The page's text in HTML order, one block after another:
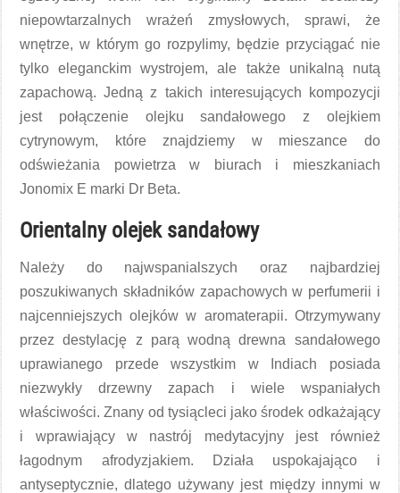
niepowtarzalnych wrażeń zmysłowych, sprawi, że
wnętrze, w którym go rozpylimy, będzie przyciągać nie
tylko eleganckim wystrojem, ale także unikalną nutą
zapachową. Jedną z takich interesujących kompozycji
jest połączenie olejku sandałowego z olejkiem
cytrynowym, które znajdziemy w mieszance do
odświeżania powietrza w biurach i mieszkaniach
Jonomix E marki Dr Beta.
Orientalny olejek sandałowy
Należy do najwspanialszych oraz najbardziej
poszukiwanych składników zapachowych w perfumerii i
najcenniejszych olejków w aromaterapii. Otrzymywany
przez destylację z parą wodną drewna sandałowego
uprawianego przede wszystkim w Indiach posiada
niezwykły drzewny zapach i wiele wspaniałych
właściwości. Znany od tysiącleci jako środek odkażający
i wprawiający w nastrój medytacyjny jest również
łagodnym afrodyzjakiem. Działa uspokajająco i
antyseptycznie, dlatego używany jest między innymi w